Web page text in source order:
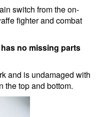
switch from the on-
fighter and combat
no missing parts
and is undamaged with
the top and bottom.